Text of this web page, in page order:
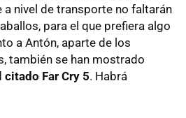
nivel de transporte no faltarán
para el que prefiera algo
a Antón, aparte de los
también se han mostrado
Far Cry 5. Habrá